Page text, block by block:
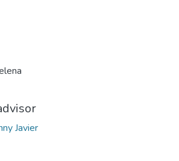
Javier